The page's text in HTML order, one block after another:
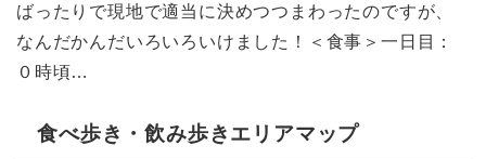
ばったりで現地で適当に決めつつまわったのですが、
なんだかんだいろいろいけました！＜食事＞一日目：
０時頃…
食べ歩き・飲み歩きエリアマップ